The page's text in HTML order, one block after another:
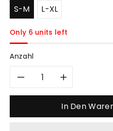
S-M
L-XL
Only 6 units left
Anzahl
VerringereErhöhe
die
In Den